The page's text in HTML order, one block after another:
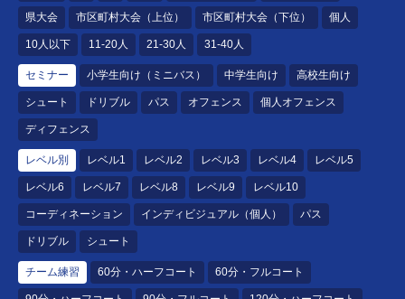
県大会 市区町村大会（上位） 市区町村大会（下位） 個人
10人以下 11-20人 21-30人 31-40人
セミナー 小学生向け（ミニバス） 中学生向け 高校生向け
シュート ドリブル パス オフェンス 個人オフェンス
ディフェンス
レベル別 レベル1 レベル2 レベル3 レベル4 レベル5
レベル6 レベル7 レベル8 レベル9 レベル10
コーディネーション インディビジュアル（個人） パス
ドリブル シュート
チーム練習 60分・ハーフコート 60分・フルコート